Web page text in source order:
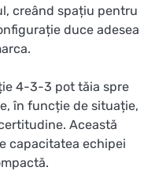
creând spațiu pentru
duce adesea
4-3-3 pot tăia spre
în funcție de situație,
Această
capacitatea echipei